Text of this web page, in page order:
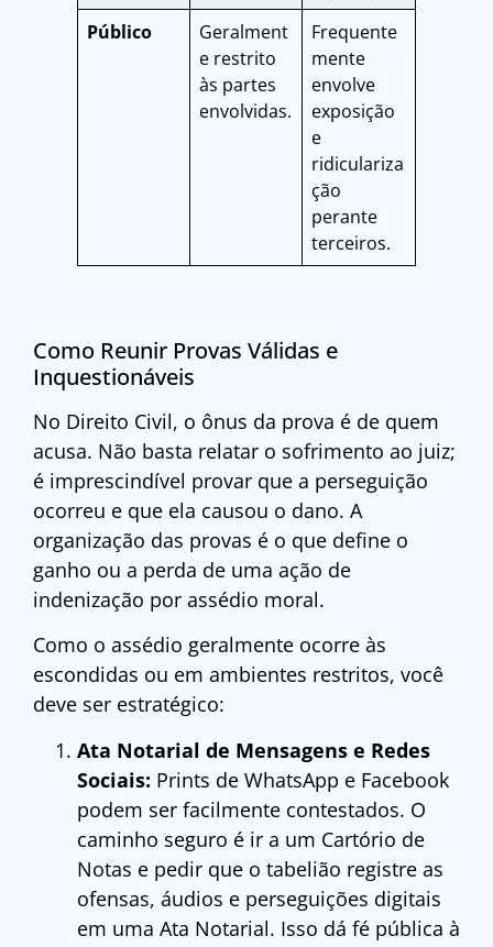
Público
Geralment
e restrito
às partes
envolvidas.
Frequente
mente
envolve
exposição
e
ridiculariza
ção
perante
terceiros.
Como Reunir Provas Válidas e
Inquestionáveis
No Direito Civil, o ônus da prova é de quem
acusa. Não basta relatar o sofrimento ao juiz;
é imprescindível provar que a perseguição
ocorreu e que ela causou o dano. A
organização das provas é o que define o
ganho ou a perda de uma ação de
indenização por assédio moral.
Como o assédio geralmente ocorre às
escondidas ou em ambientes restritos, você
deve ser estratégico:
Ata Notarial de Mensagens e Redes
Sociais: Prints de WhatsApp e Facebook
podem ser facilmente contestados. O
caminho seguro é ir a um Cartório de
Notas e pedir que o tabelião registre as
ofensas, áudios e perseguições digitais
em uma Ata Notarial. Isso dá fé pública à